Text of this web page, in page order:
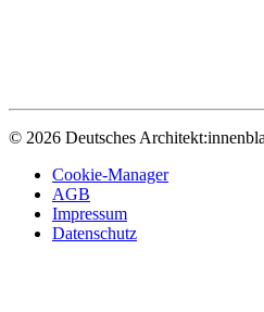
© 2026 Deutsches
Cookie-Manager
AGB
Impressum
Datenschutz